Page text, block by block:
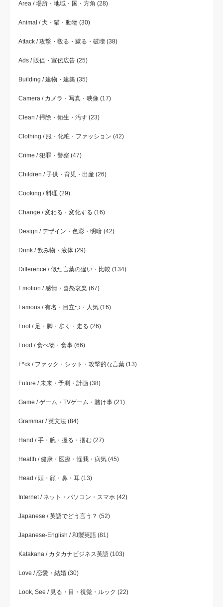
Area / 場所・地域・国・方角 (28)
Animal / 犬・猫・動物 (30)
Attack / 攻撃・殴る・蹴る・破壊 (38)
Ads / 販促・宣伝広告 (25)
Building / 建物・建築 (35)
Camera / カメラ・写真・映像 (17)
Clean / 掃除・衛生・汚す (23)
Clothing / 服・化粧・ファッション (42)
Crime / 犯罪・警察 (47)
Children / 子供・育児・出産 (26)
Cooking / 料理 (29)
Change / 変わる・変化する (16)
Design / デザイン・色彩・明暗 (42)
Drink / 飲み物・液体 (29)
Difference / 似た言葉の違い・比較 (134)
Emotion / 感情・喜怒哀楽 (67)
Famous / 有名・目立つ・人気 (16)
Foot / 足・脚・歩く・走る (26)
Food / 食べ物・食事 (66)
F*ck / ファック・シット・攻撃的な言葉 (13)
Future / 未来・予測・計画 (38)
Game / ゲーム・TVゲーム・賭け事 (21)
Grammar / 英文法 (84)
Hand / 手・腕・握る・掴む (27)
Health / 健康・医療・怪我・病気 (45)
Head / 頭・顔・鼻・耳 (13)
Internet / ネット・パソコン・スマホ (42)
Japanese / 英語でどう言う？ (52)
Japanese-English / 和製英語 (81)
Katakana / カタカナビジネス英語 (103)
Love / 恋愛・結婚 (30)
Look, See / 見る・目・視覚・ルック (22)